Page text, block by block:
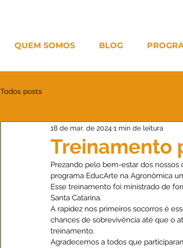
QUEM SOMOS BLOG
Todos posts
Treinamento
18 de mar. de 20241 min de leitura
Prezando pelo bem-estar dos
programa EducArte na Agronômica
Esse treinamento foi ministrado de
Santa Catarina.
A rapidez nos primeiros socorros é
chances de sobrevivência até que o
treinamento.
Agradecemos a todos que